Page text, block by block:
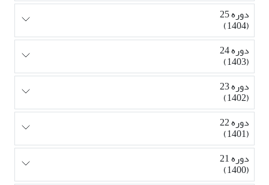
دوره 25
(1404)
دوره 24
(1403)
دوره 23
(1402)
دوره 22
(1401)
دوره 21
(1400)